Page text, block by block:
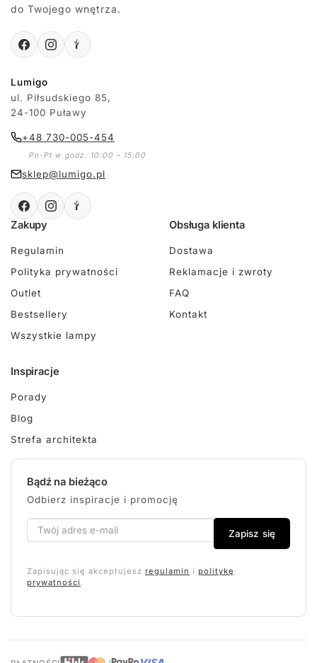
do Twojego wnętrza.
Lumigo
ul. Piłsudskiego 85,
24-100 Puławy
+48 730-005-454
Pn-Pt w godz. 10:00 – 15:00
sklep@lumigo.pl
Zakupy
Regulamin
Polityka prywatności
Outlet
Bestsellery
Wszystkie lampy
Obsługa klienta
Dostawa
Reklamacje i zwroty
FAQ
Kontakt
Inspiracje
Porady
Blog
Strefa architekta
Bądź na bieżąco
Odbierz inspiracje i promocję
Zapisz się
Zapisując się akceptujesz regulamin i politykę
prywatności .